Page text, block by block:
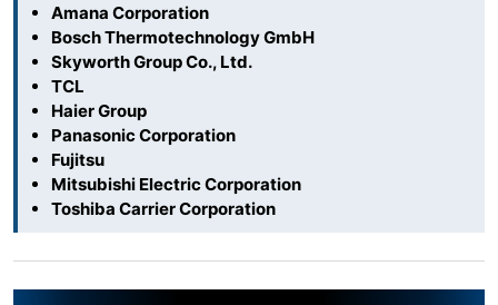
Amana Corporation
Bosch Thermotechnology GmbH
Skyworth Group Co., Ltd.
TCL
Haier Group
Panasonic Corporation
Fujitsu
Mitsubishi Electric Corporation
Toshiba Carrier Corporation